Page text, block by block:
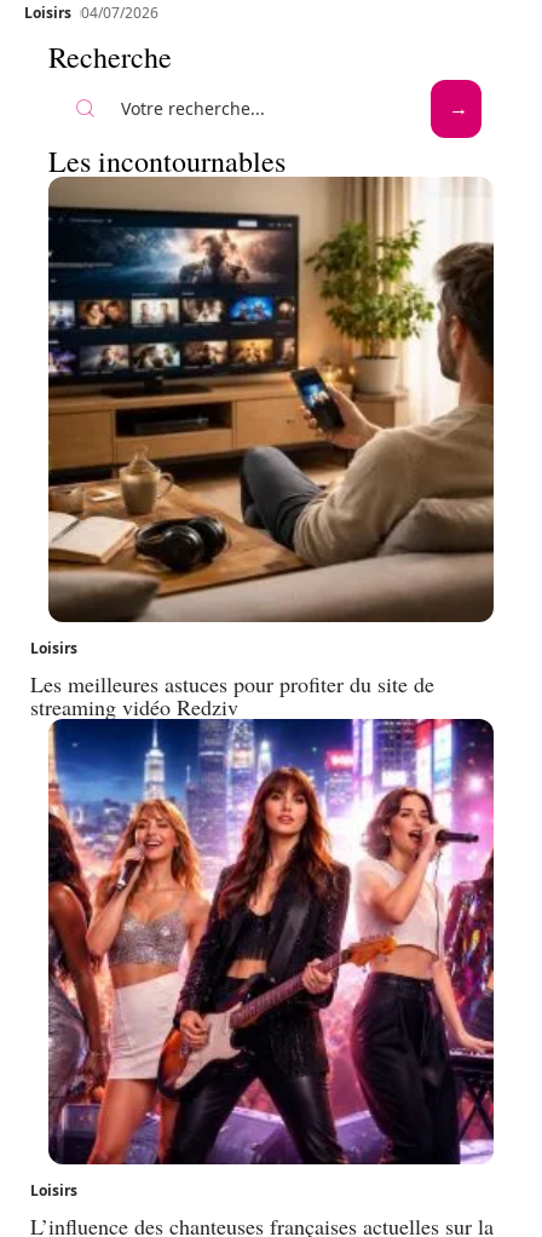
Loisirs 04/07/2026
Recherche
Les incontournables
Loisirs
Les meilleures astuces pour profiter du site de
streaming vidéo Redziv
Loisirs
L’influence des chanteuses françaises actuelles sur la